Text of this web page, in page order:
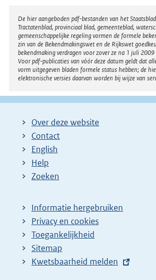
Disclaimer
De hier aangeboden pdf-bestanden van het
Tractatenblad, provinciaal blad, gemeenteblad,
gemeenschappelijke regeling vormen de formele
zin van de Bekendmakingswet en de Rijkswet
bekendmaking verdragen voor zover ze na 1 juli
Voor pdf-publicaties van vóór deze datum geldt dat
vorm uitgegeven bladen formele status hebben; de
elektronische versies daarvan worden bij wijze van
Over deze website
Contact
English
Help
Zoeken
Informatie hergebruiken
Privacy en cookies
Toegankelijkheid
Sitemap
E
Kwetsbaarheid melden